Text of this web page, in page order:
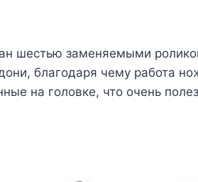
шестью заменяемыми
благодаря чему работа
на головке, что очень